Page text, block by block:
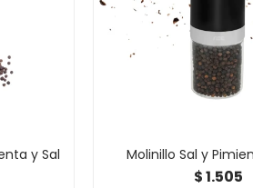
y Sal Molinillo Sal y
$1.505